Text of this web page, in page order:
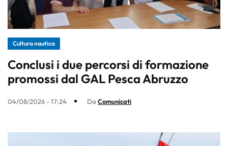
Cultura nautica
Conclusi i due percorsi di formazione
promossi dal GAL Pesca Abruzzo
04/08/2026 - 17:24 Da Comunicati